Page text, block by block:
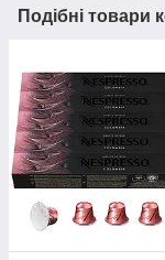
Подібні товари